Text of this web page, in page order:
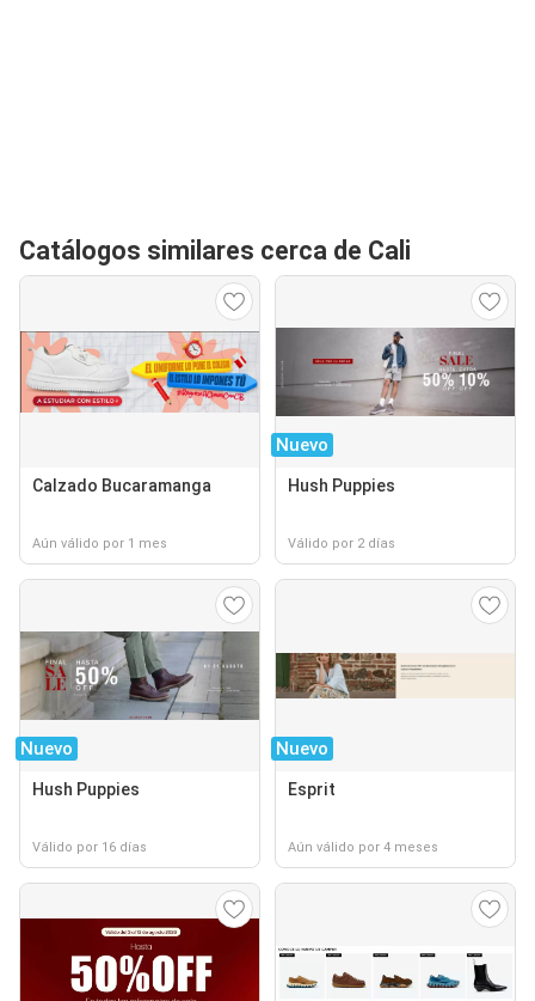
Catálogos similares cerca de Cali
Calzado Bucaramanga
Aún válido por 1 mes
Nuevo
Hush Puppies
Válido por 2 días
Nuevo
Hush Puppies
Válido por 16 días
Nuevo
Esprit
Aún válido por 4 meses